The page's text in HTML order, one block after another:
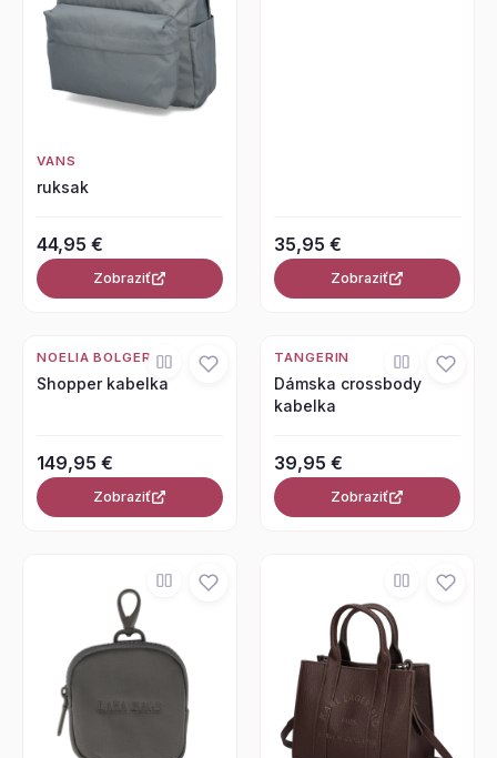
VANS
ruksak
44,95 €
Zobraziť
35,95 €
Zobraziť
NOELIA BOLGER
Shopper kabelka
149,95 €
Zobraziť
TANGERIN
Dámska crossbody
kabelka
39,95 €
Zobraziť